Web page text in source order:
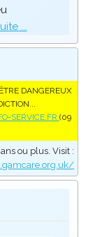
...
DANGEREUX
SERVICE.FR (09
ou plus. Visit :